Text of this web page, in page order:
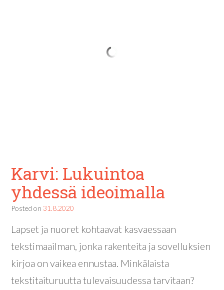
Karvi: Lukuintoa
yhdessä ideoimalla
Posted on 31.8.2020
Lapset ja nuoret kohtaavat kasvaessaan
tekstimaailman, jonka rakenteita ja sovelluksien
kirjoa on vaikea ennustaa. Minkälaista
tekstitaituruutta tulevaisuudessa tarvitaan?